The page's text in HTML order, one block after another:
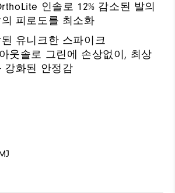
인솔로 12% 감소된 발의
피로도를 최소화
유니크한 스파이크
웃솔로 그린에 손상없이, 최상
강화된 안정감